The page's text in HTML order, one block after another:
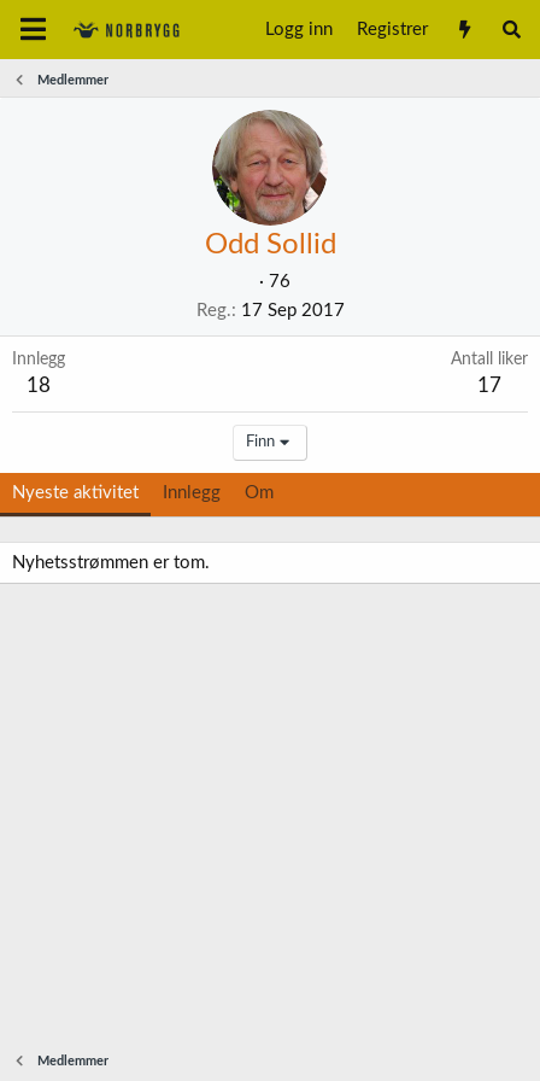
Logg inn Registrer
Medlemmer
Odd Sollid
· 76
Reg.
17 Sep 2017
Innlegg
18
Antall liker
17
Finn
Nyeste aktivitet Innlegg Om
Nyhetsstrømmen er tom.
Medlemmer